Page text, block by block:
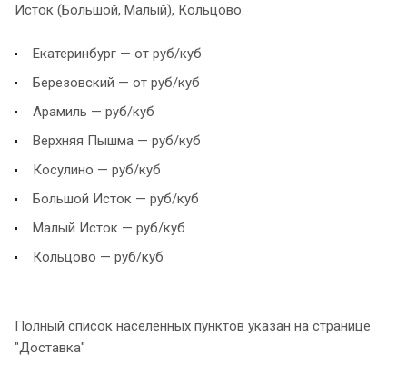
Исток (Большой, Малый), Кольцово.
Екатеринбург — от руб/куб
Березовский — от руб/куб
Арамиль — руб/куб
Верхняя Пышма — руб/куб
Косулино — руб/куб
Большой Исток — руб/куб
Малый Исток — руб/куб
Кольцово — руб/куб
Полный список населенных пунктов указан на странице
"Доставка"